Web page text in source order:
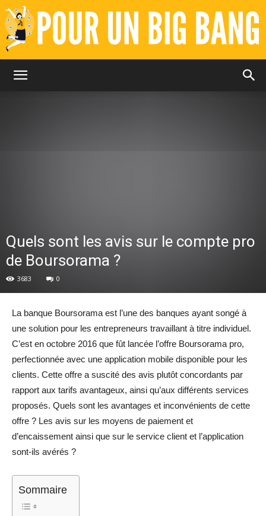
Bang
Quels sont les avis sur le compte pro
de Boursorama ?
3683 0
La banque Boursorama est l’une des banques ayant songé à
une solution pour les entrepreneurs travaillant à titre individuel.
C’est en octobre 2016 que fût lancée l’offre Boursorama pro,
perfectionnée avec une application mobile disponible pour les
clients. Cette offre a suscité des avis plutôt concordants par
rapport aux tarifs avantageux, ainsi qu’aux différents services
proposés. Quels sont les avantages et inconvénients de cette
offre ? Les avis sur les moyens de paiement et
d’encaissement ainsi que sur le service client et l’application
sont-ils avérés ?
Sommaire